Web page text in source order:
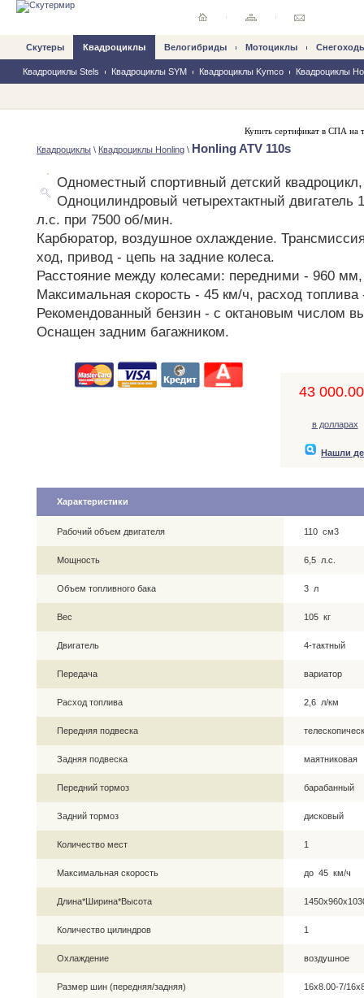
Скутеры Квадроциклы
Квадроциклы Stels Квадроциклы SYM Квадроциклы Kymco Квадроциклы
Велогибриды Mотоциклы
Купить сертификат в СПА на
Квадроциклы \ Квадроциклы Honling \ Honling ATV 110s
Одноместный спортивный детский квадроцикл,
Одноцилиндровый четырехтактный двигатель
л.с. при 7500 об/мин.
Карбюратор, воздушное охлаждение.
ход, привод - цепь на задние колеса.
Расстояние между колесами: передними - 960
Максимальная скорость - 45 км/ч, расход
Рекомендованный бензин - с октановым числом
Оснащен задним багажником.
43
в долларах
Нашли
Характеристики
Рабочий объем двигателя 110 см3
Мощность 6,5 л.с.
Объем топливного бака 3 л
Вес 105 кг
Двигатель 4-тактный
Передача вариатор
Расход топлива 2,6 л/км
Передняя подвеска
Задняя подвеска маятниковая
Передний тормоз барабанный
Задний тормоз дисковый
Количество мест 1
Максимальная скорость до 45 км/ч
Длина*Ширина*Высота
Количество цилиндров 1
Охлаждение воздушное
Размер шин (передняя/задняя) 16х8.00-7/